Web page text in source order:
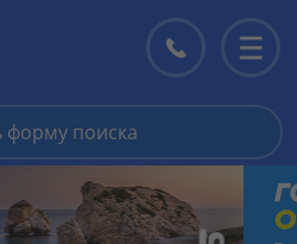
Контакты
форму поиска